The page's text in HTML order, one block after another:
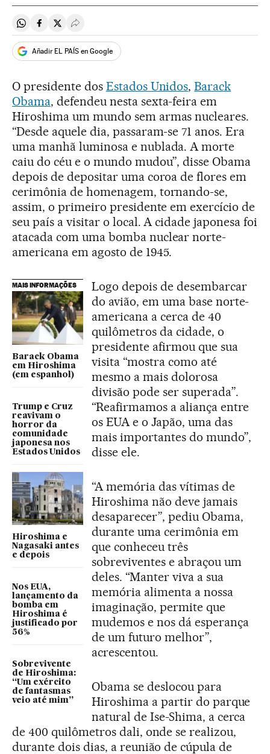
Compartir en Whatsapp
Compartir en Facebook
Compartir en Twitter
Desplegar Redes Sociales
Añadir EL PAÍS en Google
O presidente dos Estados Unidos,Barack
Obama, defendeu nesta sexta-feira em
Hiroshima um mundo sem armas nucleares.
“Desde aquele dia, passaram-se 71 anos. Era
uma manhã luminosa e nublada. A morte
caiu do céu e o mundo mudou”, disse Obama
depois de depositar uma coroa de flores em
cerimônia de homenagem, tornando-se,
assim, o primeiro presidente em exercício de
seu país a visitar o local. A cidade japonesa foi
atacada com uma bomba nuclear norte-
americana em agosto de 1945.
MAIS INFORMAÇÕES
Barack Obama
em Hiroshima
(em espanhol)
Trump e Cruz
reavivam o
horror da
comunidade
japonesa nos
Estados Unidos
Hiroshima e
Nagasaki antes
e depois
Nos EUA,
lançamento da
bomba em
Hiroshima é
justificado por
56%
Sobrevivente
de Hiroshima:
“Um exército
de fantasmas
veio até mim”
Logo depois de desembarcar
do avião, em uma base norte-
americana a cerca de 40
quilômetros da cidade, o
presidente afirmou que sua
visita “mostra como até
mesmo a mais dolorosa
divisão pode ser superada”.
“Reafirmamos a aliança entre
os EUA e o Japão, uma das
mais importantes do mundo”,
disse ele.
“A memória das vítimas de
Hiroshima não deve jamais
desaparecer”, pediu Obama,
durante uma cerimônia em
que conheceu três
sobreviventes e abraçou um
deles. “Manter viva a sua
memória alimenta a nossa
imaginação, permite que
mudemos e nos dá esperança
de um futuro melhor”,
acrescentou.
Obama se deslocou para
Hiroshima a partir do parque
natural de Ise-Shima, a cerca
de 400 quilômetros dali, onde se realizou,
durante dois dias, a reunião de cúpula de